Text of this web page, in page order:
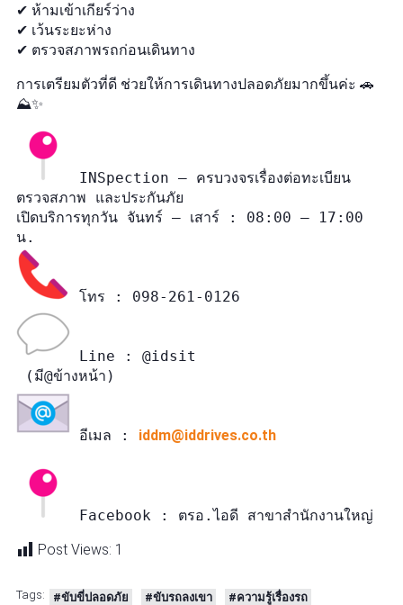
✔ ห้ามเข้าเกียร์ว่าง
✔ เว้นระยะห่าง
✔ ตรวจสภาพรถก่อนเดินทาง
การเตรียมตัวที่ดี ช่วยให้การเดินทางปลอดภัยมากขึ้นค่ะ 🚗
⛰️✨
INSpection – ครบวงจรเรื่องต่อทะเบียน
ตรวจสภาพ และประกันภัย
เปิดบริการทุกวัน จันทร์ – เสาร์ : 08:00 – 17:00
Line : @idsit
อีเมล : iddm@iddrives.co.th
Facebook : ตรอ.ไอดี สาขาสำนักงานใหญ่
Post Views: 1
Tags: #ขับขี่ปลอดภัย #ขับรถลงเขา
#ความรู้เรื่องรถ